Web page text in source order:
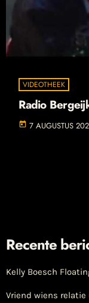
VIDEOTHEEK
Radio
today 7 AUGUSTUS
Recente
Kelly Boesch
Vriend wiens